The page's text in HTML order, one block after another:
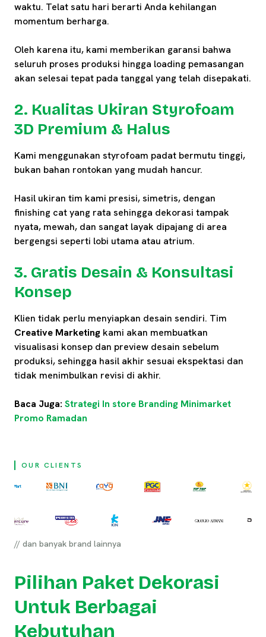
waktu. Telat satu hari berarti Anda kehilangan
momentum berharga.
Oleh karena itu, kami memberikan garansi bahwa
seluruh proses produksi hingga loading pemasangan
akan selesai tepat pada tanggal yang telah disepakati.
2. Kualitas Ukiran Styrofoam
3D Premium & Halus
Kami menggunakan styrofoam padat bermutu tinggi,
bukan bahan rontokan yang mudah hancur.
Hasil ukiran tim kami presisi, simetris, dengan
finishing cat yang rata sehingga dekorasi tampak
nyata, mewah, dan sangat layak dipajang di area
bergengsi seperti lobi utama atau atrium.
3. Gratis Desain & Konsultasi
Konsep
Klien tidak perlu menyiapkan desain sendiri. Tim
Creative Marketing kami akan membuatkan
visualisasi konsep dan preview desain sebelum
produksi, sehingga hasil akhir sesuai ekspektasi dan
tidak menimbulkan revisi di akhir.
Baca Juga: Strategi In store Branding Minimarket
Promo Ramadan
OUR CLIENTS
// dan banyak brand lainnya
Pilihan Paket Dekorasi
Untuk Berbagai
Kebutuhan